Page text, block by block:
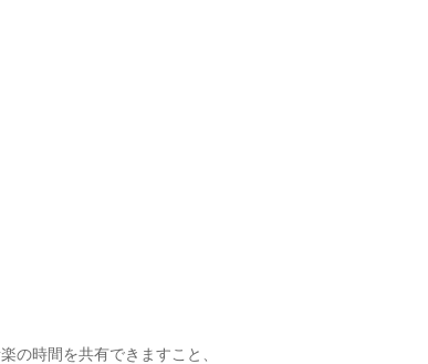
の時間を共有できますこと、